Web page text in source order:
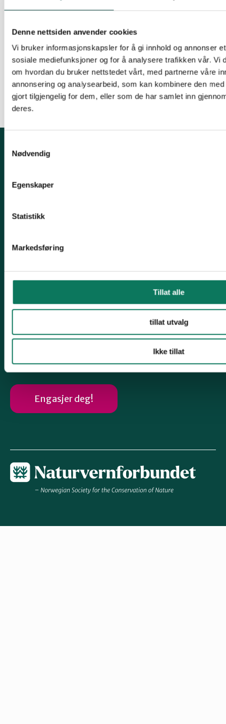
Denne nettsiden anvender cookies
Vi bruker informasjonskapsler for å gi innhold og annonser
sosiale mediefunksjoner og for å analysere trafikken vår. Vi
om hvordan du bruker nettstedet vårt, med partnerne våre
annonsering og analysearbeid, som kan kombinere den
gjort tilgjengelig for dem, eller som de har samlet inn
deres.
Nødvendig
Egenskaper
Statistikk
Markedsføring
Tillat alle
tillat utvalg
Ikke tillat
areal- og transportplanlegging er viktig for å
redusere klimagassutslippene. Hvor ble det av
saken?
Hele høringsuttalelsen vår kan du lese her.
Kontakt fylkeslaget
Leder, Christopher Gallaher
Telefon: 918 09 890
Konto# 1254 05 88579
Biologisk mangfold
Engasjer deg!